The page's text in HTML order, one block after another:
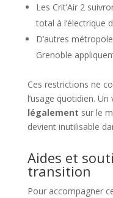
Les Crit’Air 2
total à l’électrique
D’autres
Grenoble
Ces restrictions ne
l’usage quotidien.
légalement sur le
devient inutilisable
Aides et
transition
Pour accompagner